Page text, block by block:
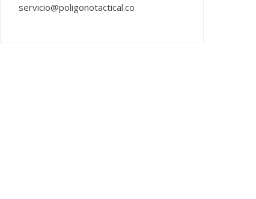
servicio@poligonotactical.co